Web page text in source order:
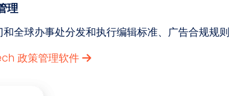
理
全球办事处分发和执行编辑标准、广告合规规则
政策管理软件